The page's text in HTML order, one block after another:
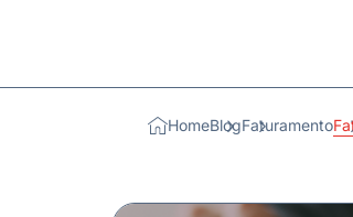
HomeBlogFaturamento